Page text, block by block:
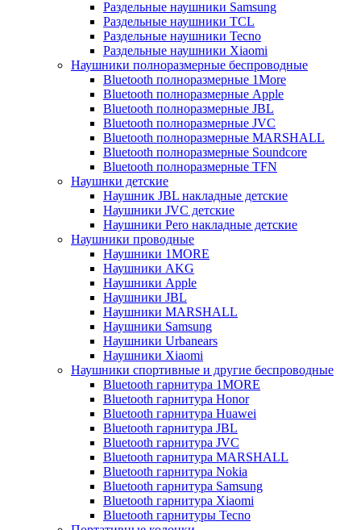
Раздельные наушники Samsung
Раздельные наушники TCL
Раздельные наушники Tecno
Раздельные наушники Xiaomi
Наушники полноразмерные беспроводные
Bluetooth полноразмерные 1More
Bluetooth полноразмерные Apple
Bluetooth полноразмерные JBL
Bluetooth полноразмерные JVC
Bluetooth полноразмерные MARSHALL
Bluetooth полноразмерные Soundcore
Bluetooth полноразмерные TFN
Наушнки детские
Наушник JBL накладные детские
Наушники JVC детские
Наушники Pero накладные детские
Наушники проводные
Наушники 1MORE
Наушники AKG
Наушники Apple
Наушники JBL
Наушники MARSHALL
Наушники Samsung
Наушники Urbanears
Наушники Xiaomi
Наушники спортивные и другие беспроводные
Bluetooth гарнитура 1MORE
Bluetooth гарнитура Honor
Bluetooth гарнитура Huawei
Bluetooth гарнитура JBL
Bluetooth гарнитура JVC
Bluetooth гарнитура MARSHALL
Bluetooth гарнитура Nokia
Bluetooth гарнитура Samsung
Bluetooth гарнитура Xiaomi
Bluetooth гарнитуры Tecno